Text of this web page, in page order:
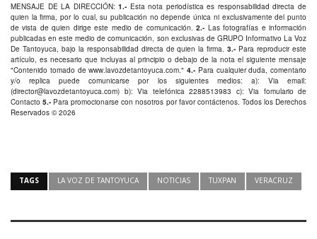
MENSAJE DE LA DIRECCIÓN:1.- Esta nota periodística es responsabilidad directa de
quien la firma, por lo cual, su publicación no depende única ni exclusivamente del punto
de vista de quien dirige este medio de comunicación.2.- Las fotografías e información
publicadas en este medio de comunicación, son exclusivas de GRUPO Informativo La Voz
De Tantoyuca, bajo la responsabilidad directa de quien la firma.3.- Para reproducir este
artículo, es necesario que incluyas al principio o debajo de la nota el siguiente mensaje
"Contenido tomado dewww.lavozdetantoyuca.com ." 4.- Para cualquier duda, comentario
y/o replica puede comunicarse por los siguientes medios: a): Via email:
(director@lavozdetantoyuca.com) b): Via telefónica 2288513983 c): Via fomulario de
Contacto 5.- Para promocionarse con nosotros por favorcontáctenos. Todos los Derechos
Reservados © 2026
TAGS LA VOZ DE TANTOYUCA NOTICIAS TUXPAN VERACRUZ